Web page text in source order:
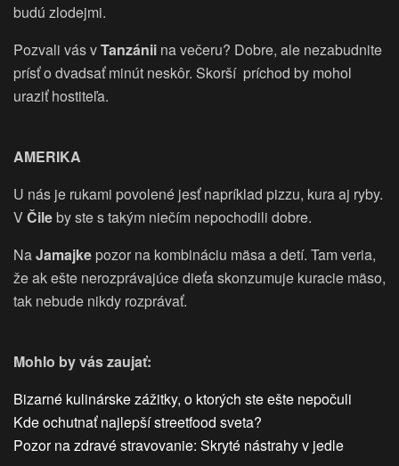
budú zlodejmi.
Pozvali vás vTanzánii na večeru? Dobre, ale nezabudnite
prísť o dvadsať minút neskôr. Skorší príchod by mohol
uraziť hostiteľa.
AMERIKA
U nás je rukami povolené jesť napríklad pizzu, kura aj ryby.
VČileby ste s takým niečím nepochodili dobre.
NaJamajke pozor na kombináciu mäsa a detí. Tam veria,
že ak ešte nerozprávajúce dieťa skonzumuje kuracie mäso,
tak nebude nikdy rozprávať.
Mohlo by vás zaujať:
Bizarné kulinárske zážitky, o ktorých ste ešte nepočuli
Kde ochutnať najlepší streetfood sveta?
Pozor na zdravé stravovanie: Skryté nástrahy v jedle